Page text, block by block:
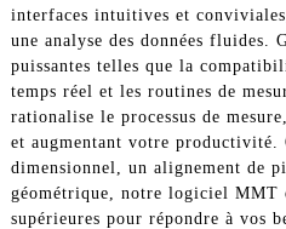
interfaces intuitives et
une analyse des données fluides.
puissantes telles que la
temps réel et les routines de
rationalise le processus de
et augmentant votre productivité.
dimensionnel, un alignement de
géométrique, notre logiciel MMT
supérieures pour répondre à vos